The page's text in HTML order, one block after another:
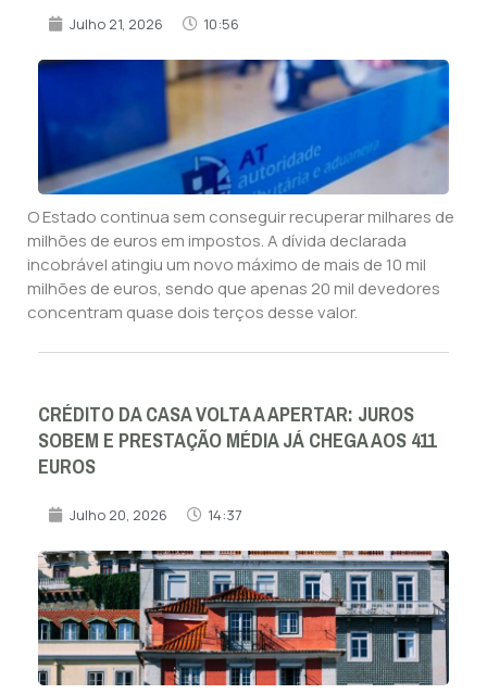
Julho 21, 2026 10:56
O Estado continua sem conseguir recuperar milhares de
milhões de euros em impostos. A dívida declarada
incobrável atingiu um novo máximo de mais de 10 mil
milhões de euros, sendo que apenas 20 mil devedores
concentram quase dois terços desse valor.
CRÉDITO DA CASA VOLTA A APERTAR: JUROS
SOBEM E PRESTAÇÃO MÉDIA JÁ CHEGA AOS 411
EUROS
Julho 20, 2026 14:37